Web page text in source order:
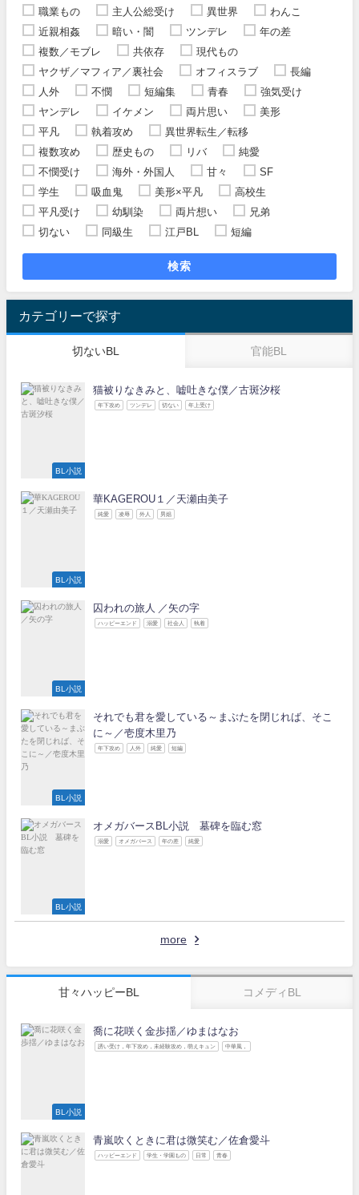
職業もの 主人公総受け 異世界
わんこ
近親相姦
暗い・闇 ツンデレ
年の差
複数／モブレ
共依存
現代もの
ヤクザ／マフィア／裏社会
オフィスラブ
長編
人外
不憫 短編集 青春
強気受け
ヤンデレ
イケメン 両片思い
美形
平凡
執着攻め
異世界転生／転移
複数攻め
歴史もの リバ
純愛
不憫受け
海外・外国人 甘々
SF
学生
吸血鬼 美形×平凡
高校生
平凡受け
幼馴染 両片想い
兄弟
切ない
同級生 江戸BL 短編
検索
カテゴリーで探す
切ないBL 官能BL
BL小説
猫被りなきみと、嘘吐きな僕／古斑汐桜
年下攻め ツンデレ 切ない 年上受け
BL小説
華KAGEROU１／天瀬由美子
純愛 凌辱 外人 男娼
BL小説
囚われの旅人 ／矢の字
ハッピーエンド 溺愛 社会人 執着
BL小説
それでも君を愛している～まぶたを閉じれば、そこ
に～／壱度木里乃
年下攻め 人外 純愛 短編
BL小説
オメガバースBL小説 墓碑を臨む窓
溺愛 オメガバース 年の差 純愛
more
甘々ハッピーBL コメディBL
BL小説
喬に花咲く金歩揺／ゆまはなお
誘い受け，年下攻め，未経験攻め，萌えキュン 中華風，
青嵐吹くときに君は微笑む／佐倉愛斗
ハッピーエンド 学生・学園もの 日常 青春